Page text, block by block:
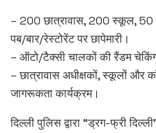
– 200 छात्रावास, 200 स्कूल,
पब/बार/रेस्टोरेंट पर छापेमारी।
– ऑटो/टैक्सी चालकों की रैंडम
– छात्रावास अधीक्षकों, स्कूलों और
जागरूकता कार्यक्रम।
दिल्ली पुलिस द्वारा “ड्रग-फ्री